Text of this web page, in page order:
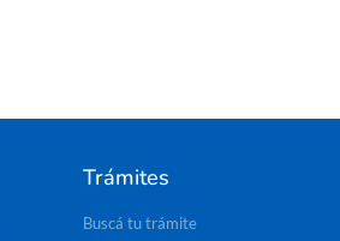
Trámites
Buscá tu trámite